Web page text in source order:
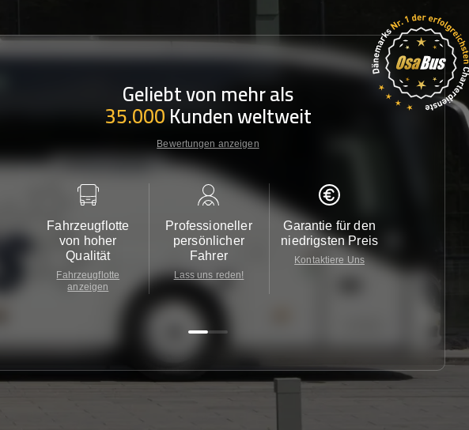
Geliebt von mehr als
35.000Kunden weltweit
Bewertungen anzeigen
Fahrzeugflotte
von hoher
Qualität
Fahrzeugflotte
anzeigen
Professioneller
persönlicher
Fahrer
Lass uns reden!
Garantie für den
niedrigsten Preis
Kontaktiere Uns